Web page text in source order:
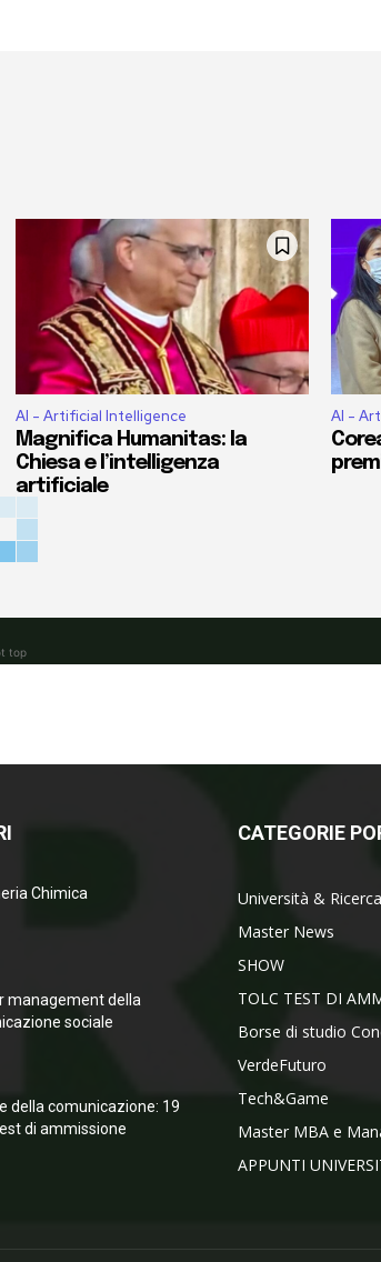
AI - Artificial Intelligence
Magnifica Humanitas: la
Chiesa e l’intelligenza
artificiale
AI -
top
Chimica
management della
sociale
della comunicazione: 19
di ammissione
CATEGORIE
Università & Ricerca
Master News
SHOW
TOLC TEST DI
Borse di studio
VerdeFuturo
Tech&Game
Master MBA e
APPUNTI